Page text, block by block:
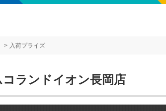
入荷プライズ
ランドイオン長岡店